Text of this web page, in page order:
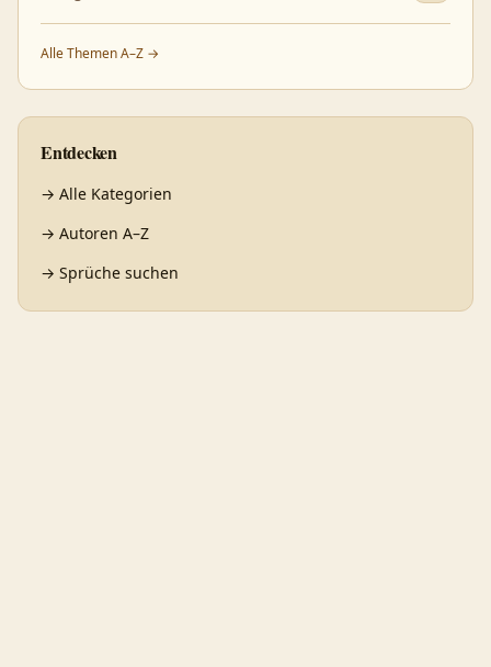
Alle Themen A–Z →
Entdecken
→ Alle Kategorien
→ Autoren A–Z
→ Sprüche suchen